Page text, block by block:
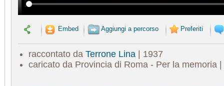
Embed Aggiungi a percorso Preferiti
raccontato da Terrone Lina| 1937
caricato da Provincia di Roma - Per la memoria